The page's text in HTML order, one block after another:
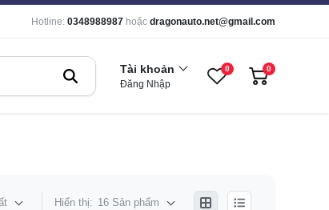
Hotline: 0348988987 hoặc dragonauto.net@gmail.com
Tài khoản
Đăng Nhập
0 0
Hiển thị: 16 Sản phẩm